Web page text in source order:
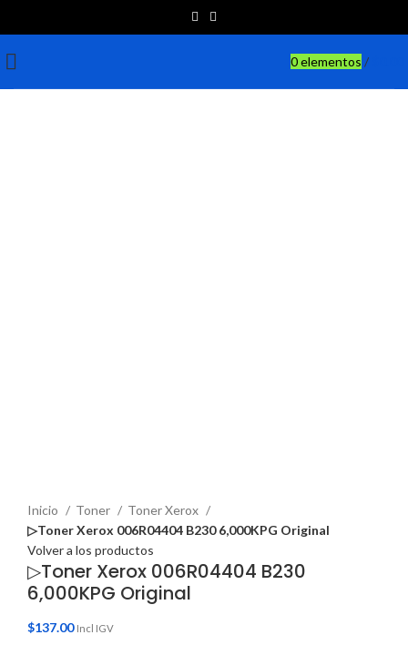
0elementos /
Inicio
Toner
Toner Xerox
▷Toner Xerox 006R04404 B230 6,000KPG Original
Volver a los productos
▷Toner Xerox 006R04404 B230
6,000KPG Original
$137.00 Incl IGV